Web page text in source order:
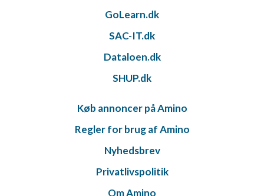
GoLearn.dk
SAC-IT.dk
Dataloen.dk
SHUP.dk
Køb annoncer på Amino
Regler for brug af Amino
Nyhedsbrev
Privatlivspolitik
Om Amino